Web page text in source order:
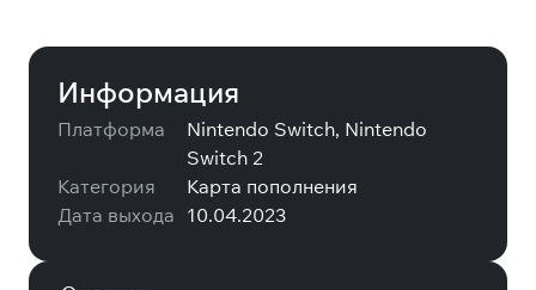
Информация
Платформа
Nintendo Switch, Nintendo
Switch 2
Категория
Карта пополнения
Дата выхода 10.04.2023